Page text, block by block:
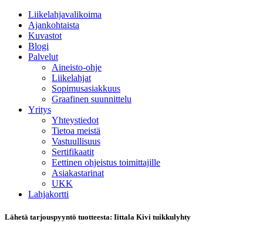
Liikelahjavalikoima
Ajankohtaista
Kuvastot
Blogi
Palvelut
Aineisto-ohje
Liikelahjat
Sopimusasiakkuus
Graafinen suunnittelu
Yritys
Yhteystiedot
Tietoa meistä
Vastuullisuus
Sertifikaatit
Eettinen ohjeistus toimittajille
Asiakastarinat
UKK
Lahjakortti
Lähetä tarjouspyyntö tuotteesta: Iittala Kivi tuikkulyhty